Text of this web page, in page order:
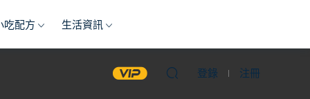
吃配方 生活資訊
登錄 注冊